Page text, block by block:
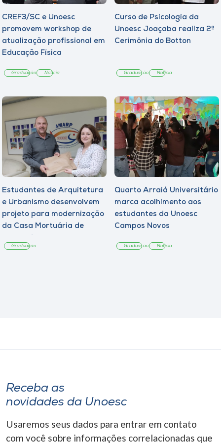
CREF3/SC e Unoesc
promovem workshop de
atualização profissional em
Educação Física
Graduação Notícia
Curso de Psicologia da
Unoesc Joaçaba realiza 2ª
Cerimônia do Botton
Graduação Notícia
Estudantes de Arquitetura
e Urbanismo desenvolvem
projeto para modernização
da Casa Mortuária de
Graduação
Quarto Arraiá Universitário
marca acolhimento aos
estudantes da Unoesc
Campos Novos
Graduação Notícia
Receba as
novidades da Unoesc
Usaremos seus dados para entrar em contato
com você sobre informações correlacionadas que